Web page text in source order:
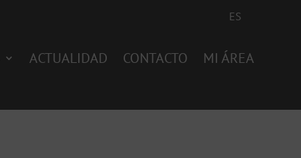
ES
ACTUALIDAD CONTACTO MI ÁREA